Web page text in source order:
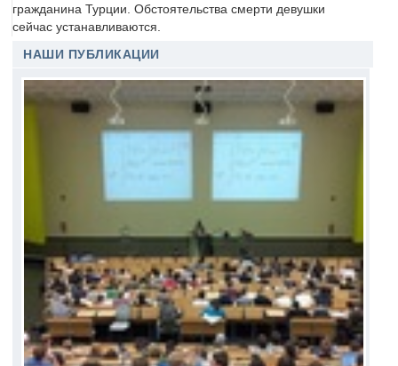
гражданина Турции. Обстоятельства смерти девушки
сейчас устанавливаются.
НАШИ ПУБЛИКАЦИИ